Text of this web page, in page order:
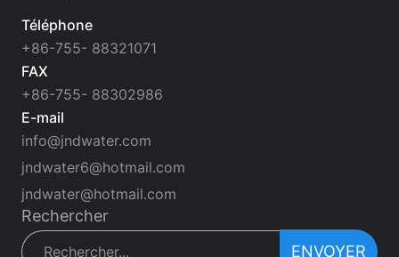
Téléphone
+86-755- 88321071
FAX
+86-755- 88302986
E-mail
info@jndwater.com
jndwater6@hotmail.com
jndwater@hotmail.com
Rechercher
ENVOYER